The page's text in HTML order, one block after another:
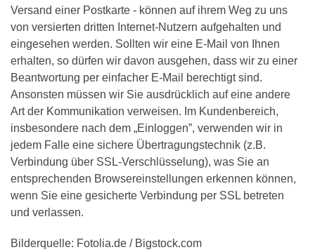
Versand einer Postkarte - können auf ihrem Weg zu uns
von versierten dritten Internet-Nutzern aufgehalten und
eingesehen werden. Sollten wir eine E-Mail von Ihnen
erhalten, so dürfen wir davon ausgehen, dass wir zu einer
Beantwortung per einfacher E-Mail berechtigt sind.
Ansonsten müssen wir Sie ausdrücklich auf eine andere
Art der Kommunikation verweisen. Im Kundenbereich,
insbesondere nach dem „Einloggen”, verwenden wir in
jedem Falle eine sichere Übertragungstechnik (z.B.
Verbindung über SSL-Verschlüsselung), was Sie an
entsprechenden Browsereinstellungen erkennen können,
wenn Sie eine gesicherte Verbindung per SSL betreten
und verlassen.
Bilderquelle: Fotolia.de / Bigstock.com